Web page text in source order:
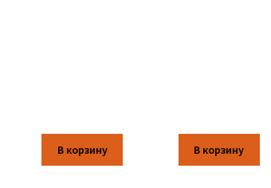
В корзину В корзину